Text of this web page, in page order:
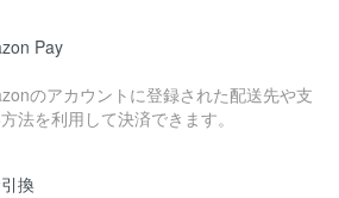
Pay
のアカウントに登録された配送先や支
法を利用して決済できます。
換